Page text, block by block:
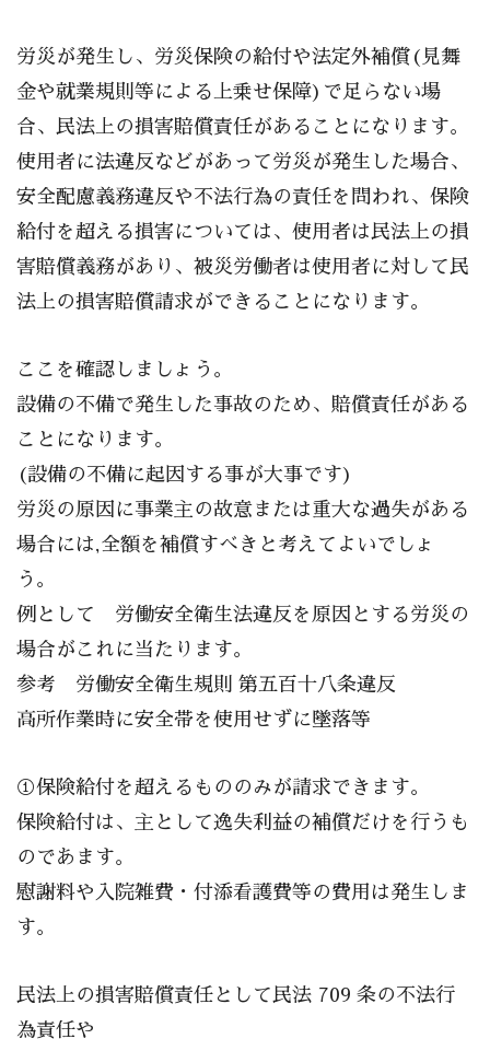
労災が発生し、労災保険の給付や法定外補償(見舞
金や就業規則等による上乗せ保障)で足らない場
合、民法上の損害賠償責任があることになります。
使用者に法違反などがあって労災が発生した場合、
安全配慮義務違反や不法行為の責任を問われ、保険
給付を超える損害については、使用者は民法上の損
害賠償義務があり、被災労働者は使用者に対して民
法上の損害賠償請求ができることになります。
ここを確認しましょう。
設備の不備で発生した事故のため、賠償責任がある
ことになります。
(設備の不備に起因する事が大事です)
労災の原因に事業主の故意または重大な過失がある
場合には,全額を補償すべきと考えてよいでしょ
う。
例として 労働安全衛生法違反を原因とする労災の
場合がこれに当たります。
参考 労働安全衛生規則 第五百十八条違反
高所作業時に安全帯を使用せずに墜落等
①保険給付を超えるもののみが請求できます。
保険給付は、主として逸失利益の補償だけを行うも
のであます。
慰謝料や入院雑費・付添看護費等の費用は発生しま
す。
民法上の損害賠償責任として民法 709 条の不法行
為責任や